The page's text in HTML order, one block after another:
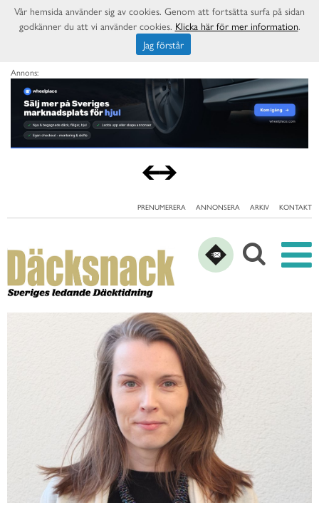
Annons:
PRENUMERERA ANNONSERA ARKIV KONTAKT
Vår hemsida använder sig av cookies. Genom att fortsätta surfa på sidan
godkänner du att vi använder cookies. Klicka här för mer information.
Jag förstår